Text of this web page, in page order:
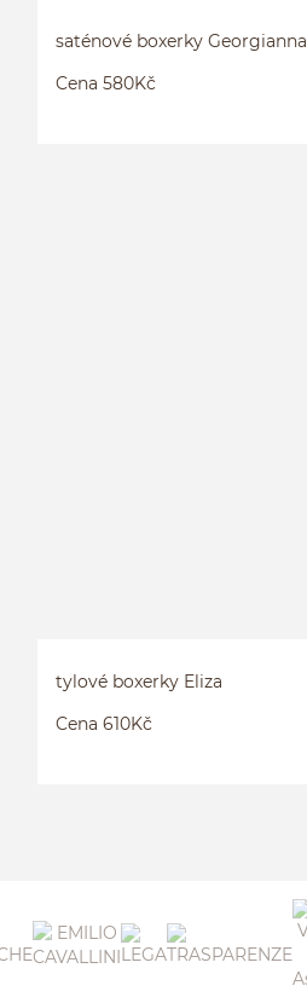
saténové boxerky Georgianna
Cena 580Kč
tylové boxerky Eliza
Cena 610Kč